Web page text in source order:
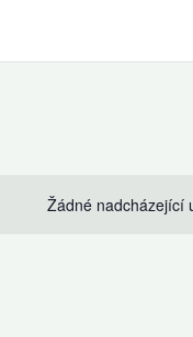
Žádné nadcházející